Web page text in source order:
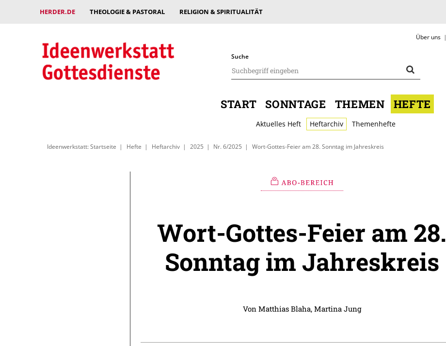
HERDER.DE THEOLOGIE & PASTORAL RELIGION & SPIRITUALITÄT
Über uns
Suche
START SONNTAGE THEMEN HEFTE
Aktuelles Heft Heftarchiv Themenhefte
Ideenwerkstatt: Startseite Hefte Heftarchiv 2025 Nr. 6/2025 Wort-Gottes-Feier am 28. Sonntag im Jahreskreis
Wort-Gottes-Feier am 28.
Sonntag im Jahreskreis
Von Matthias Blaha, Martina Jung